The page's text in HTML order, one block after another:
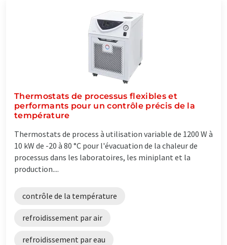
Thermostats de processus flexibles et
performants pour un contrôle précis de la
température
Thermostats de process à utilisation variable de 1200 W à
10 kW de -20 à 80 °C pour l'évacuation de la chaleur de
processus dans les laboratoires, les miniplant et la
production....
contrôle de la température
refroidissement par air
refroidissement par eau